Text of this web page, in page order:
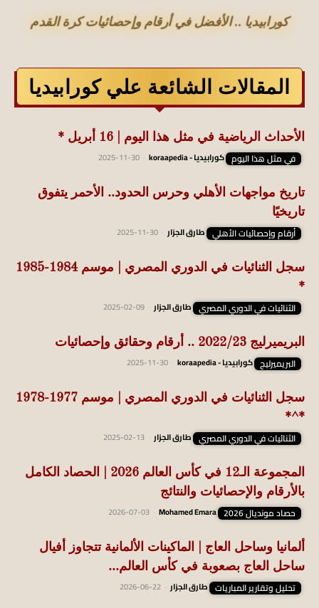
كورابيديا .. الأفضل في أرقام وإحصائيات كرة القدم
المقالات الشائعة علي كورابيديا
الأحداث الرياضية في مثل هذا اليوم | 16 أبريل *
في مثل هذا اليوم كورابيديا - koraapedia 2025-11-30
تاريخ مواجهات الأهلي وحرس الحدود.. الأحمر يتفوق
تاريخيًا
أرقام وإحصائيات الأهلي طارق الجزار 2025-11-30
سجل الثنائيات في الدوري المصري | موسم 1984-1985
*
الثنائيات في الدوري المصري طارق الجزار 2025-02-09
البريميرليج 2022/23 .. أرقام وحقائق وإحصائيات
البريميرليج كورابيديا - koraapedia 2025-11-30
سجل الثنائيات في الدوري المصري | موسم 1977-1978
*^*
الثنائيات في الدوري المصري طارق الجزار 2025-02-13
المجموعة الـ12 في كأس العالم 2026 | الحصاد الكامل
بالأرقام والإحصائيات والنتائج
حصاد مونديال 2026 Mohamed Emara
2026-07-03
ألمانيا وساحل العاج | الماكينات الألمانية تتجاوز أفيال
ساحل العاج بصعوبة في كأس العالم...
تحليل وتقارير المباريات طارق الجزار 2026-06-22